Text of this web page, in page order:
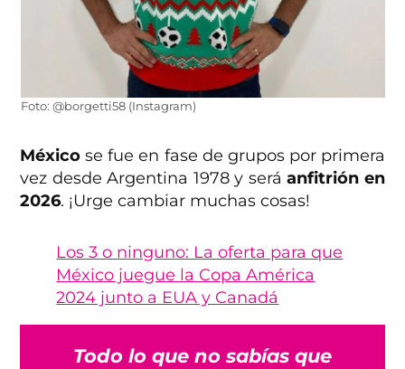
Foto: @borgetti58 (Instagram)
México se fue en fase de grupos por primera
vez desde Argentina 1978 y seráanfitrión en
2026. ¡Urge cambiar muchas cosas!
Los 3 o ninguno: La oferta para que
México juegue la Copa América
2024 junto a EUA y Canadá
Todo lo que no sabías que